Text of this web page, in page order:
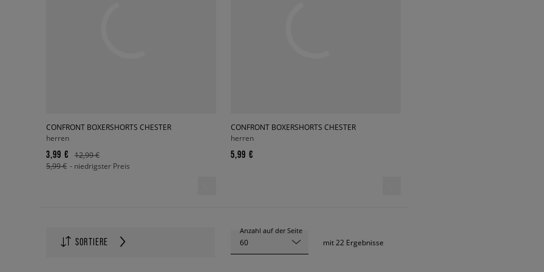
CONFRONT BOXERSHORTS CHESTER
herren
3,99 €
12,99 €
5,99 € - niedrigster Preis
CONFRONT BOXERSHORTS CHESTER
herren
5,99 €
SORTIERE
Anzahl auf der Seite
60 mit 22 Ergebnisse